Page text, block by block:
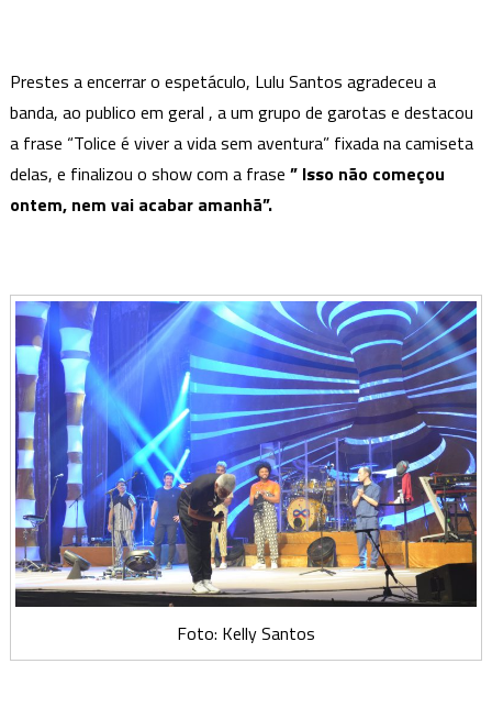
Prestes a encerrar o espetáculo, Lulu Santos agradeceu a
banda, ao publico em geral , a um grupo de garotas e destacou
a frase “Tolice é viver a vida sem aventura” fixada na camiseta
delas, e finalizou o show com a frase ” Isso não começou
ontem, nem vai acabar amanhã”.
Foto: Kelly Santos